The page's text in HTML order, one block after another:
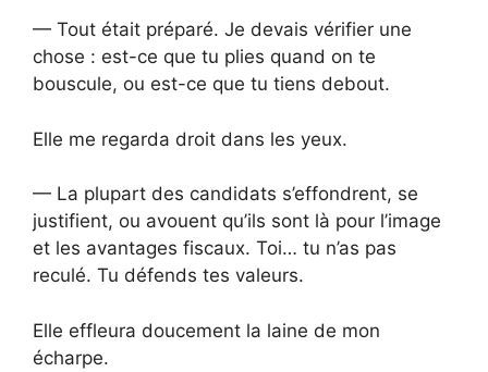
— Tout était préparé. Je devais vérifier une
chose : est-ce que tu plies quand on te
bouscule, ou est-ce que tu tiens debout.
Elle me regarda droit dans les yeux.
— La plupart des candidats s’effondrent, se
justifient, ou avouent qu’ils sont là pour l’image
et les avantages fiscaux. Toi… tu n’as pas
reculé. Tu défends tes valeurs.
Elle effleura doucement la laine de mon
écharpe.